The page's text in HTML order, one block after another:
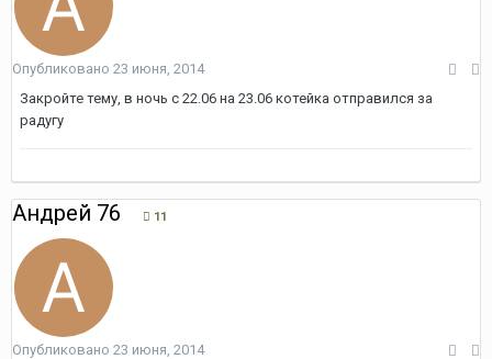
Опубликовано 23 июня, 2014
Закройте тему, в ночь с 22.06 на 23.06 котейка отправился за
радугу
Андрей 76 11
Опубликовано 23 июня, 2014